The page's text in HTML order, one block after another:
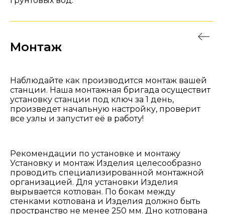
Монтаж
Наблюдайте как производится монтаж вашей
станции. Наша монтажная бригада осуществит
установку станции под ключ за 1 день,
произведет начальную настройку, проверит
все узлы и запустит её в работу!
Рекомендации по установке и монтажу
Установку и монтаж Изделия целесообразно
проводить специализированной монтажной
организацией. Для установки Изделия
вырывается котлован. По бокам между
стенками котлована и Изделия должно быть
пространство не менее 250 мм. Дно котлована